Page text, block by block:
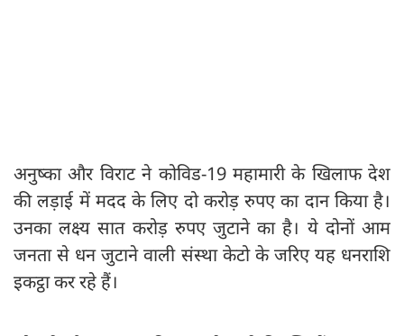
अनुष्का और विराट ने कोविड-19 महामारी के खिलाफ देश
की लड़ाई में मदद के लिए दो करोड़ रुपए का दान किया है।
उनका लक्ष्य सात करोड़ रुपए जुटाने का है। ये दोनों आम
जनता से धन जुटाने वाली संस्था केटो के जरिए यह धनराशि
इकट्ठा कर रहे हैं।